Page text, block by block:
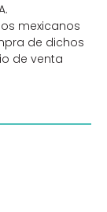
mexicanos
de dichos
de venta